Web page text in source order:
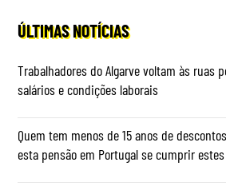
ÚLTIMAS NOTÍCIAS
Trabalhadores do Algarve voltam às ruas
salários e condições laborais
Quem tem menos de 15 anos de
esta pensão em Portugal se cumprir